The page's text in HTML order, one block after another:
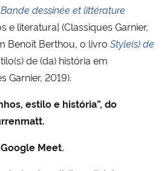
Bande dessinée et littérature
e literatura] (Classiques Garnier,
Benoît Berthou, o livro Style(s) de
de (da) história em
Garnier, 2019).
estilo e história”, do
Meet.